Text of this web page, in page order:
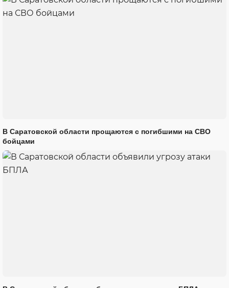
В Саратовской области прощаются с погибшими на СВО
бойцами